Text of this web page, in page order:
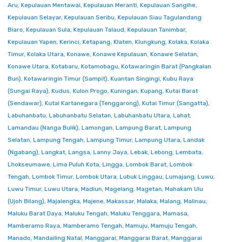
Aru, Kepulauan Mentawai, Kepulauan Meranti, Kepulauan Sangihe,
Kepulauan Selayar, Kepulauan Seribu, Kepulauan Siau Tagulandang
Biaro, Kepulauan Sula, Kepulauan Talaud, Kepulauan Tanimbar,
Kepulauan Yapen, Kerinci, Ketapang, Klaten, Klungkung, Kolaka, Kolaka
Timur, Kolaka Utara, Konawe, Konawe Kepulauan, Konawe Selatan,
Konawe Utara, Kotabaru, Kotamobagu, Kotawaringin Barat (Pangkalan
Bun), Kotawaringin Timur (Sampit), Kuantan Singingi, Kubu Raya
(Sungai Raya), Kudus, Kulon Progo, Kuningan, Kupang, Kutai Barat
(Sendawar), Kutai Kartanegara (Tenggarong), Kutai Timur (Sangatta),
Labuhanbatu, Labuhanbatu Selatan, Labuhanbatu Utara, Lahat,
Lamandau (Nanga Bulik), Lamongan, Lampung Barat, Lampung
Selatan, Lampung Tengah, Lampung Timur, Lampung Utara, Landak
(Ngabang), Langkat, Langsa, Lanny Jaya, Lebak, Lebong, Lembata,
Lhokseumawe, Lima Puluh Kota, Lingga, Lombok Barat, Lombok
Tengah, Lombok Timur, Lombok Utara, Lubuk Linggau, Lumajang, Luwu,
Luwu Timur, Luwu Utara, Madiun, Magelang, Magetan, Mahakam Ulu
(Ujoh Bilang), Majalengka, Majene, Makassar, Malaka, Malang, Malinau,
Maluku Barat Daya, Maluku Tengah, Maluku Tenggara, Mamasa,
Mamberamo Raya, Mamberamo Tengah, Mamuju, Mamuju Tengah,
Manado, Mandailing Natal, Manggarai, Manggarai Barat, Manggarai